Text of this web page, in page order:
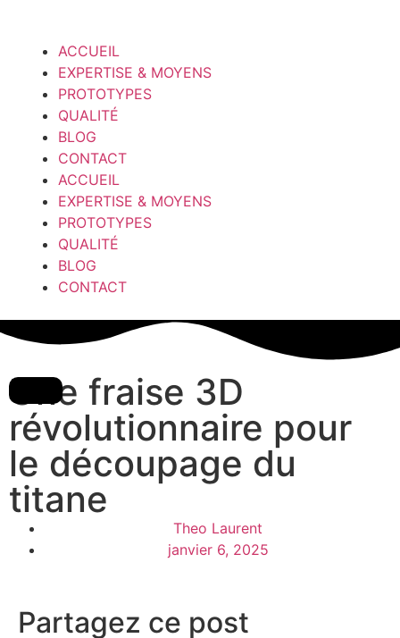
ACCUEIL
EXPERTISE & MOYENS
PROTOTYPES
QUALITÉ
BLOG
CONTACT
ACCUEIL
EXPERTISE & MOYENS
PROTOTYPES
QUALITÉ
BLOG
CONTACT
Une fraise 3D
révolutionnaire pour
le découpage du
titane
Theo Laurent
janvier 6, 2025
Partagez ce post